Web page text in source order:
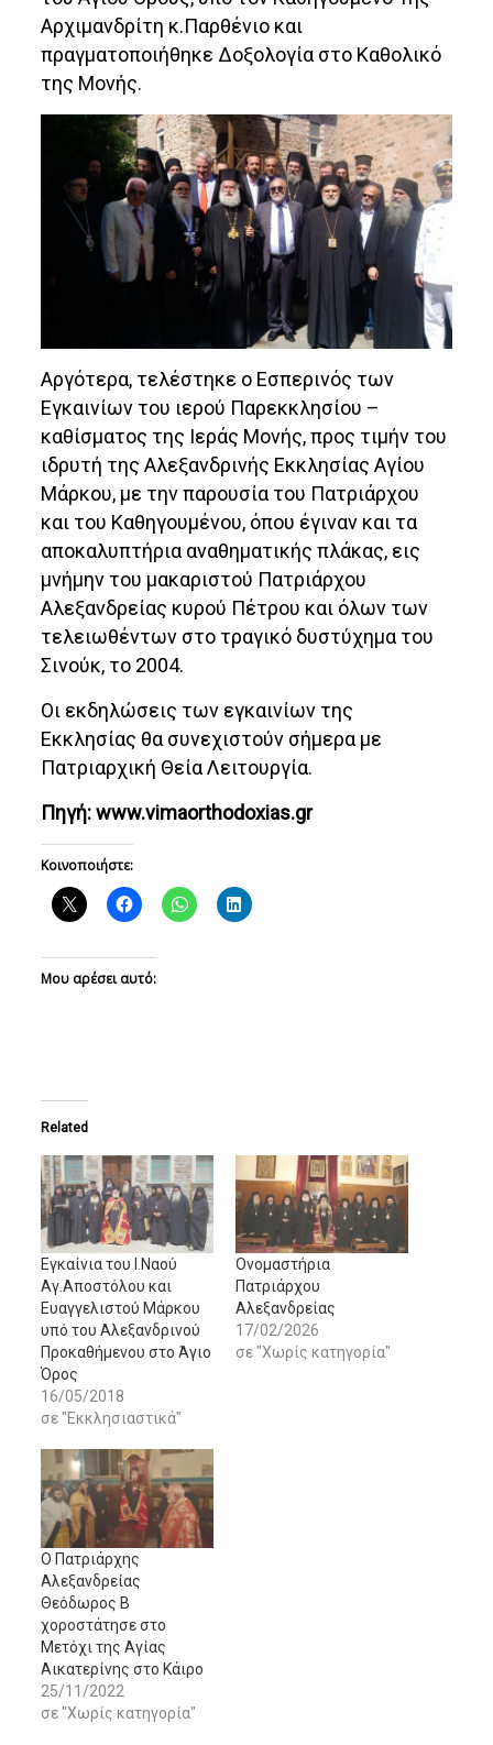
Αρχιμανδρίτη κ.Παρθένιο και
πραγματοποιήθηκε Δοξολογία στο Καθολικό
της Μονής.
Αργότερα, τελέστηκε ο Εσπερινός των
Εγκαινίων του ιερού Παρεκκλησίου –
καθίσματος της Ιεράς Μονής, προς τιμήν του
ιδρυτή της Αλεξανδρινής Εκκλησίας Αγίου
Μάρκου, με την παρουσία του Πατριάρχου
και του Καθηγουμένου, όπου έγιναν και τα
αποκαλυπτήρια αναθηματικής πλάκας, εις
μνήμην του μακαριστού Πατριάρχου
Αλεξανδρείας κυρού Πέτρου και όλων των
τελειωθέντων στο τραγικό δυστύχημα του
Σινούκ, το 2004.
Οι εκδηλώσεις των εγκαινίων της
Εκκλησίας θα συνεχιστούν σήμερα με
Πατριαρχική Θεία Λειτουργία.
Πηγή: www.vimaorthodoxias.gr
Κοινοποιήστε:
Μου αρέσει αυτό:
Related
Εγκαίνια του Ι.Ναού
Αγ.Αποστόλου και
Ευαγγελιστού Μάρκου
υπό του Αλεξανδρινού
Προκαθήμενου στο Άγιο
Όρος
16/05/2018
σε "Εκκλησιαστικά"
Ονομαστήρια
Πατριάρχου
Αλεξανδρείας
17/02/2026
σε "Χωρίς κατηγορία"
Ο Πατριάρχης
Αλεξανδρείας
Θεόδωρος Β
χοροστάτησε στο
Μετόχι της Αγίας
Αικατερίνης στο Κάιρο
25/11/2022
σε "Χωρίς κατηγορία"